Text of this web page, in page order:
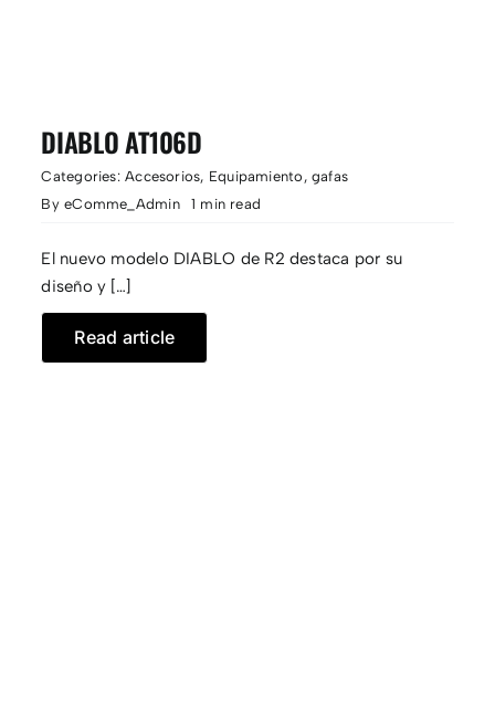
DIABLO AT106D
Categories:Accesorios, Equipamiento , gafas
ByeComme_Admin 1 min read
El nuevo modelo DIABLO de R2 destaca por su
diseño y […]
Read article